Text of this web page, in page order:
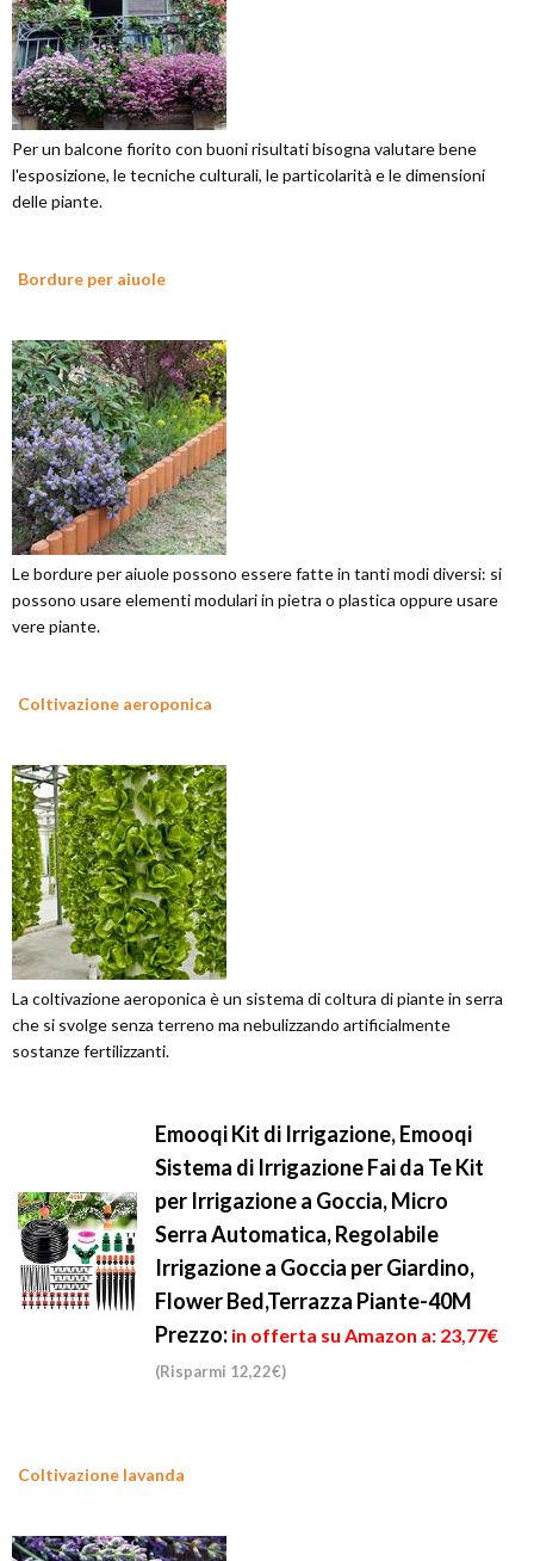
Per un balcone fiorito con buoni risultati bisogna valutare bene
l'esposizione, le tecniche culturali, le particolarità e le dimensioni
delle piante.
Bordure per aiuole
Le bordure per aiuole possono essere fatte in tanti modi diversi: si
possono usare elementi modulari in pietra o plastica oppure usare
vere piante.
Coltivazione aeroponica
La coltivazione aeroponica è un sistema di coltura di piante in serra
che si svolge senza terreno ma nebulizzando artificialmente
sostanze fertilizzanti.
Emooqi Kit di Irrigazione, Emooqi
Sistema di Irrigazione Fai da Te Kit
per Irrigazione a Goccia, Micro
Serra Automatica, Regolabile
Irrigazione a Goccia per Giardino,
Flower Bed,Terrazza Piante-40M
Prezzo: in offerta su Amazon a: 23,77€
(Risparmi 12,22€)
Coltivazione lavanda